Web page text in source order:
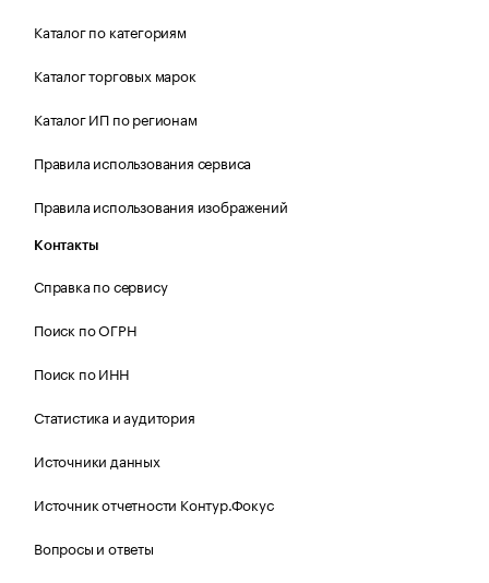
Каталог по категориям
Каталог торговых марок
Каталог ИП по регионам
Правила использования сервиса
Правила использования изображений
Контакты
Справка по сервису
Поиск по ОГРН
Поиск по ИНН
Статистика и аудитория
Источники данных
Источник отчетности Контур.Фокус
Вопросы и ответы